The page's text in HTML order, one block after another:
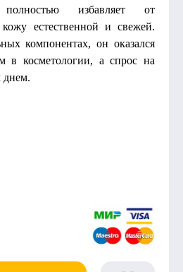
избавляет от
естественной и свежей.
компонентах, он оказался
в косметологии, а спрос на
днем.